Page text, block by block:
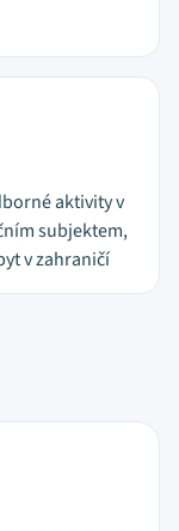
aktivity v
subjektem,
v zahraničí